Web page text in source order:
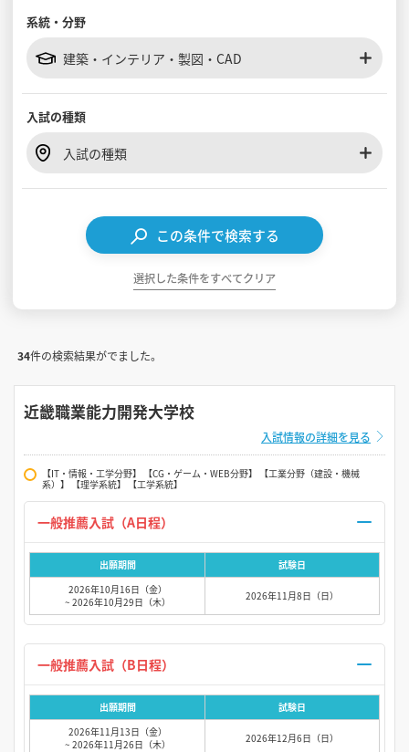
系統・分野
建築・インテリア・製図・CAD
入試の種類
入試の種類
この条件で検索する
選択した条件をすべてクリア
34件の検索結果がでました。
近畿職業能力開発大学校
入試情報の詳細を見る
【IT・情報・工学分野】 【CG・ゲーム・WEB分野】 【工業分野（建設・機械
系）】 【理学系統】 【工学系統】
出願期間
試験日
2026年10月16日（金）
~ 2026年10月29日（木）
2026年11月8日（日）
出願期間
試験日
2026年11月13日（金）
~ 2026年11月26日（木）
2026年12月6日（日）